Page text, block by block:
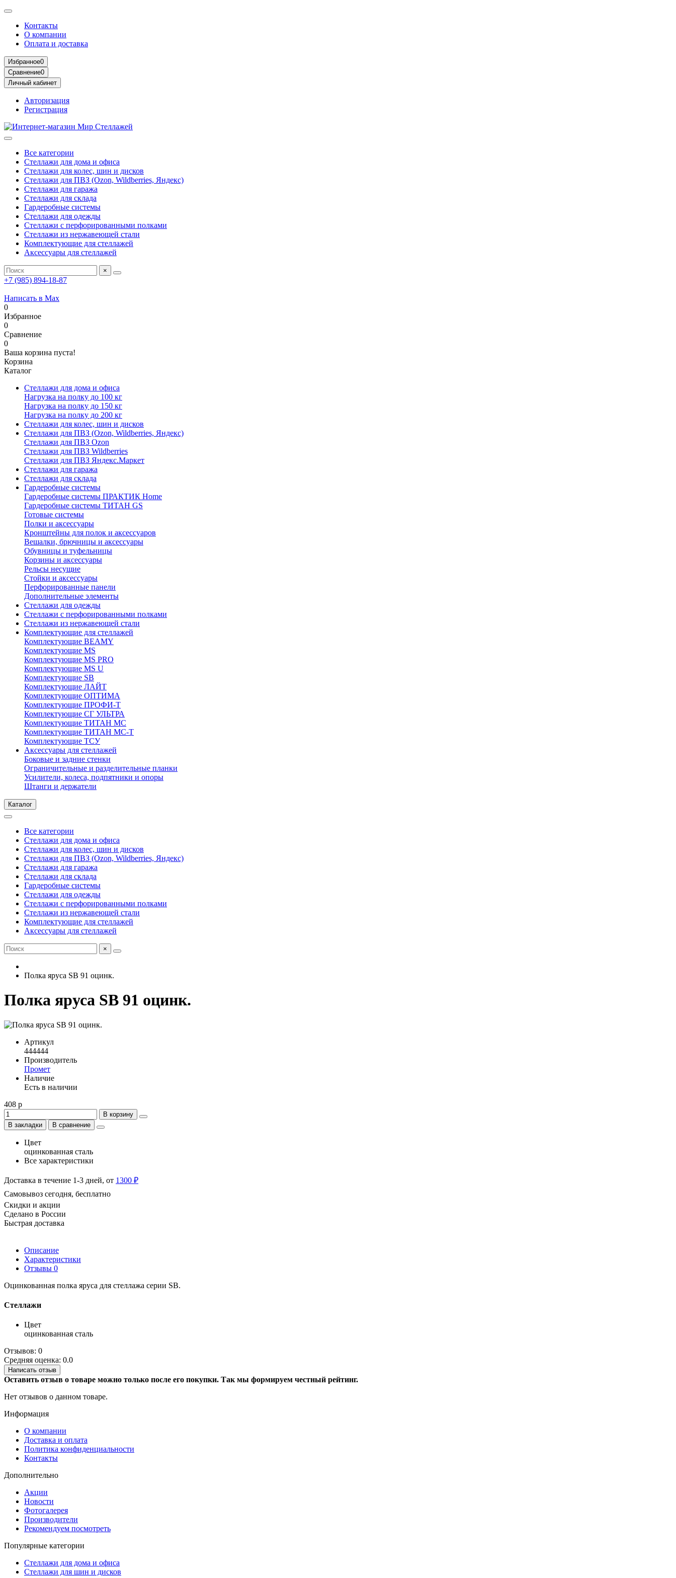
Контакты
О компании
Оплата и доставка
Избранное0
Сравнение0
Личный кабинет
Авторизация
Регистрация
Все категории
Стеллажи для дома и офиса
Стеллажи для колес, шин и дисков
Стеллажи для ПВЗ (Ozon, Wildberries, Яндекс)
Стеллажи для гаража
Стеллажи для склада
Гардеробные системы
Стеллажи для одежды
Стеллажи с перфорированными полками
Стеллажи из нержавеющей стали
Комплектующие для стеллажей
Аксессуары для стеллажей
×
+7 (985) 894-18-87
Написать в Max
0
Избранное
0
Сравнение
0
Ваша корзина пуста!
Корзина
Каталог
Стеллажи для дома и офиса
Нагрузка на полку до 100 кг
Нагрузка на полку до 150 кг
Нагрузка на полку до 200 кг
Стеллажи для колес, шин и дисков
Стеллажи для ПВЗ (Ozon, Wildberries, Яндекс)
Стеллажи для ПВЗ Ozon
Стеллажи для ПВЗ Wildberries
Стеллажи для ПВЗ Яндекс.Маркет
Стеллажи для гаража
Стеллажи для склада
Гардеробные системы
Гардеробные системы ПРАКТИК Home
Гардеробные системы ТИТАН GS
Готовые системы
Полки и аксессуары
Кронштейны для полок и аксессуаров
Вешалки, брючницы и аксессуары
Обувницы и туфельницы
Корзины и аксессуары
Рельсы несущие
Стойки и аксессуары
Перфорированные панели
Дополнительные элементы
Стеллажи для одежды
Стеллажи с перфорированными полками
Стеллажи из нержавеющей стали
Комплектующие для стеллажей
Комплектующие BEAMY
Комплектующие MS
Комплектующие MS PRO
Комплектующие MS U
Комплектующие SB
Комплектующие ЛАЙТ
Комплектующие ОПТИМА
Комплектующие ПРОФИ-Т
Комплектующие СГ УЛЬТРА
Комплектующие ТИТАН МС
Комплектующие ТИТАН МС-Т
Комплектующие ТСУ
Аксессуары для стеллажей
Боковые и задние стенки
Ограничительные и разделительные планки
Усилители, колеса, подпятники и опоры
Штанги и держатели
Каталог
Все категории
Стеллажи для дома и офиса
Стеллажи для колес, шин и дисков
Стеллажи для ПВЗ (Ozon, Wildberries, Яндекс)
Стеллажи для гаража
Стеллажи для склада
Гардеробные системы
Стеллажи для одежды
Стеллажи с перфорированными полками
Стеллажи из нержавеющей стали
Комплектующие для стеллажей
Аксессуары для стеллажей
×
Полка яруса SB 91 оцинк.
Полка яруса SB 91 оцинк.
Артикул
444444
Производитель
Промет
Наличие
Есть в наличии
408 р
В корзину
В закладки
В сравнение
Цвет
оцинкованная сталь
Все характеристики
Доставка в течение 1-3 дней, от 1300 ₽
Самовывоз сегодня, бесплатно
Скидки и акции
Сделано в России
Быстрая доставка
Описание
Характеристики
Отзывы 0
Оцинкованная полка яруса для стеллажа серии SB.
Стеллажи
Цвет
оцинкованная сталь
Отзывов: 0
Средняя оценка: 0.0
Написать отзыв
Оставить отзыв о товаре можно только после его покупки. Так мы формируем честный рейтинг.
Нет отзывов о данном товаре.
Информация
О компании
Доставка и оплата
Политика конфиденциальности
Контакты
Дополнительно
Акции
Новости
Фотогалерея
Производители
Рекомендуем посмотреть
Популярные категории
Стеллажи для дома и офиса
Стеллажи для шин и дисков